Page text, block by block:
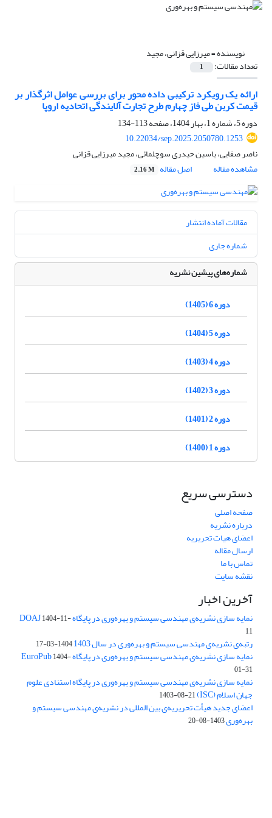
نویسنده =میرزایی قزانی، مجید
تعداد مقالات: 1
ارائه یک رویکرد ترکیبی داده محور برای بررسی عوامل اثرگذار بر
قیمت کربن طی فاز چهارم طرح تجارت آلایندگی اتحادیه اروپا
دوره 5، شماره 1، بهار 1404، صفحه
113-134
10.22034/sep.2025.2050780.1253
ناصر صفایی، یاسین حیدری سوچلمائی، مجید میرزایی قزانی
مشاهده مقاله
اصل مقاله 2.16 M
مقالات آماده انتشار
شماره جاری
شماره‌های پیشین نشریه
دوره 6 (1405)
دوره 5 (1404)
دوره 4 (1403)
دوره 3 (1402)
دوره 2 (1401)
دوره 1 (1400)
دسترسی سریع
صفحه اصلی
درباره نشریه
اعضای هیات تحریریه
ارسال مقاله
تماس با ما
نقشه سایت
آخرین اخبار
نمایه سازی نشریه‌ی مهندسی سیستم و بهره‌وری در پایگاه DOAJ1404-11-
11
رتبه‌ی نشریه‌ی مهندسی سیستم و بهره‌وری در سال 1403 1404-03-17
نمایه سازی نشریه‌ی مهندسی سیستم و بهره‌وری در پایگاه EuroPub1404-
01-31
نمایه سازی نشریه‌ی مهندسی سیستم و بهره‌وری در پایگاه استنادی علوم
جهان اسلام (ISC) 1403-08-21
اعضای جدید هیأت تحریریه‌ی بین المللی در نشریه‌ی مهندسی سیستم و
بهره‌وری1403-08-20